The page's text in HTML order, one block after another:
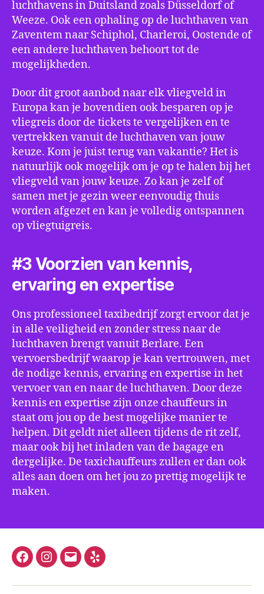
luchthavens in Duitsland zoals Düsseldorf of
Weeze. Ook een ophaling op de luchthaven van
Zaventem naar Schiphol, Charleroi, Oostende of
een andere luchthaven behoort tot de
mogelijkheden.
Door dit groot aanbod naar elk vliegveld in
Europa kan je bovendien ook besparen op je
vliegreis door de tickets te vergelijken en te
vertrekken vanuit de luchthaven van jouw
keuze. Kom je juist terug van vakantie? Het is
natuurlijk ook mogelijk om je op te halen bij het
vliegveld van jouw keuze. Zo kan je zelf of
samen met je gezin weer eenvoudig thuis
worden afgezet en kan je volledig ontspannen
op vliegtuigreis.
#3 Voorzien van kennis,
ervaring en expertise
Ons professioneel taxibedrijf zorgt ervoor dat je
in alle veiligheid en zonder stress naar de
luchthaven brengt vanuit Berlare. Een
vervoersbedrijf waarop je kan vertrouwen, met
de nodige kennis, ervaring en expertise in het
vervoer van en naar de luchthaven. Door deze
kennis en expertise zijn onze chauffeurs in
staat om jou op de best mogelijke manier te
helpen. Dit geldt niet alleen tijdens de rit zelf,
maar ook bij het inladen van de bagage en
dergelijke. De taxichauffeurs zullen er dan ook
alles aan doen om het jou zo prettig mogelijk te
maken.
FacebookInstagram
E-
Yelp